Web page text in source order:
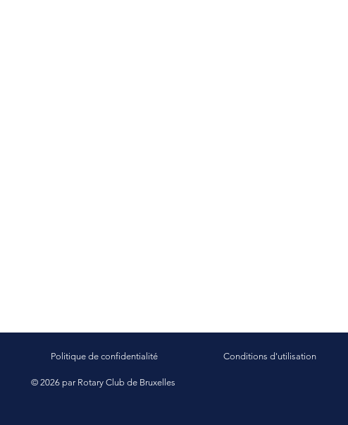
Politique de confidentialité Conditions d'utilisation
© 2026 par Rotary Club de Bruxelles